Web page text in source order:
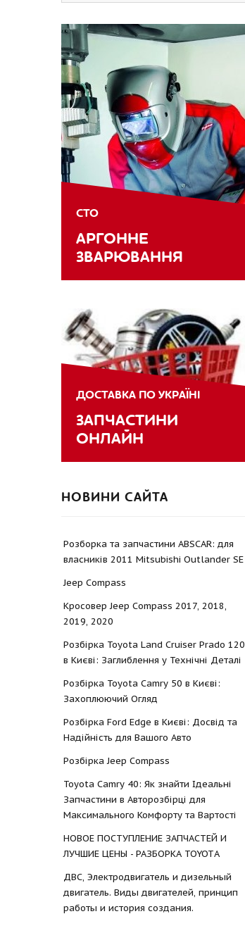
СТО
АРГОННЕ
ЗВАРЮВАННЯ
ДОСТАВКА ПО УКРАЇНІ
ЗАПЧАСТИНИ
ОНЛАЙН
НОВИНИ САЙТА
Розборка та запчастини ABSCAR: для
власників 2011 Mitsubishi Outlander SE
Jeep Compass
Кросовер Jeep Compass 2017, 2018,
2019, 2020
Розбірка Toyota Land Cruiser Prado 120
в Києві: Заглиблення у Технічні Деталі
Розбірка Toyota Camry 50 в Києві:
Захоплюючий Огляд
Розбірка Ford Edge в Києві: Досвід та
Надійність для Вашого Авто
Розбірка Jeep Compass
Toyota Camry 40: Як знайти Ідеальні
Запчастини в Авторозбірці для
Максимального Комфорту та Вартості
НОВОЕ ПОСТУПЛЕНИЕ ЗАПЧАСТЕЙ И
ЛУЧШИЕ ЦЕНЫ - РАЗБОРКА TOYOTА
ДВС, Электродвигатель и дизельный
двигатель. Виды двигателей, принцип
работы и история создания.